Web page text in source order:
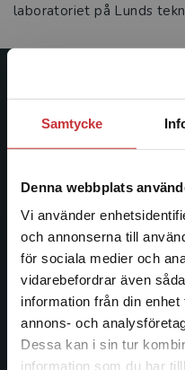
Samtycke
Denna webbplats
Vi använder
och annonserna till
för sociala medier och
vidarebefordrar även
information från din
annons- och
Dessa kan i sin tur
information som du har
laboratoriet på Lunds
Studentlitteratur
Studentlitteratur
facklitteratur, utbildningar
informationstjänster i
längs hela kunskapsresan.
Kontakta oss
Kontakta oss
046-31 20 00